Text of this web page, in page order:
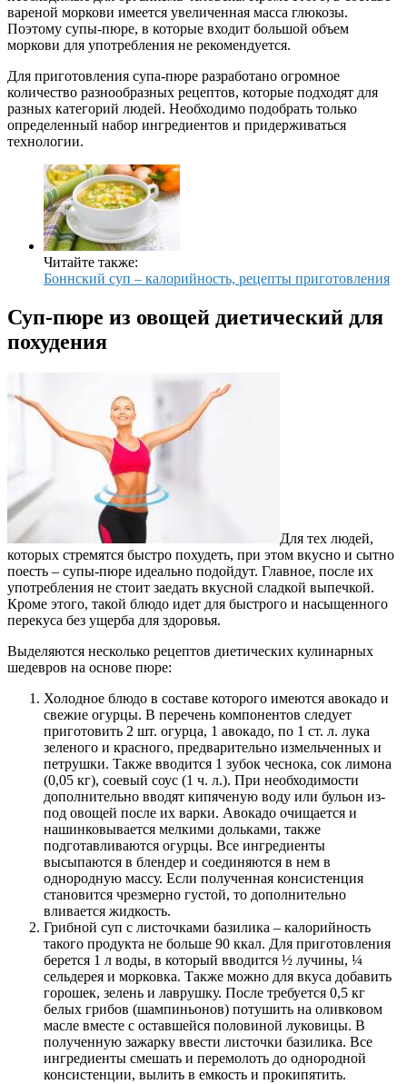
вареной моркови имеется увеличенная масса глюкозы.
Поэтому супы-пюре, в которые входит большой объем
моркови для употребления не рекомендуется.
Для приготовления супа-пюре разработано огромное
количество разнообразных рецептов, которые подходят для
разных категорий людей. Необходимо подобрать только
определенный набор ингредиентов и придерживаться
технологии.
Читайте также:
Боннский суп – калорийность, рецепты приготовления
Суп-пюре из овощей диетический для
похудения
Для тех людей,
которых стремятся быстро похудеть, при этом вкусно и сытно
поесть – супы-пюре идеально подойдут. Главное, после их
употребления не стоит заедать вкусной сладкой выпечкой.
Кроме этого, такой блюдо идет для быстрого и насыщенного
перекуса без ущерба для здоровья.
Выделяются несколько рецептов диетических кулинарных
шедевров на основе пюре:
Холодное блюдо в составе которого имеются авокадо и
свежие огурцы. В перечень компонентов следует
приготовить 2 шт. огурца, 1 авокадо, по 1 ст. л. лука
зеленого и красного, предварительно измельченных и
петрушки. Также вводится 1 зубок чеснока, сок лимона
(0,05 кг), соевый соус (1 ч. л.). При необходимости
дополнительно вводят кипяченую воду или бульон из-
под овощей после их варки. Авокадо очищается и
нашинковывается мелкими дольками, также
подготавливаются огурцы. Все ингредиенты
высыпаются в блендер и соединяются в нем в
однородную массу. Если полученная консистенция
становится чрезмерно густой, то дополнительно
вливается жидкость.
Грибной суп с листочками базилика – калорийность
такого продукта не больше 90 ккал. Для приготовления
берется 1 л воды, в который вводится ½ лучины, ¼
сельдерея и морковка. Также можно для вкуса добавить
горошек, зелень и лаврушку. После требуется 0,5 кг
белых грибов (шампиньонов) потушить на оливковом
масле вместе с оставшейся половиной луковицы. В
полученную зажарку ввести листочки базилика. Все
ингредиенты смешать и перемолоть до однородной
консистенции, вылить в емкость и прокипятить.